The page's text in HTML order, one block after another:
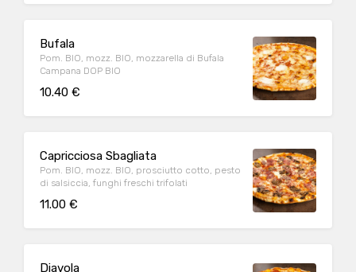
Bufala
Pom. BIO, mozz. BIO, mozzarella di Bufala
Campana DOP BIO
10.40 €
Capricciosa Sbagliata
Pom. BIO, mozz. BIO, prosciutto cotto, pesto
di salsiccia, funghi freschi trifolati
11.00 €
Diavola